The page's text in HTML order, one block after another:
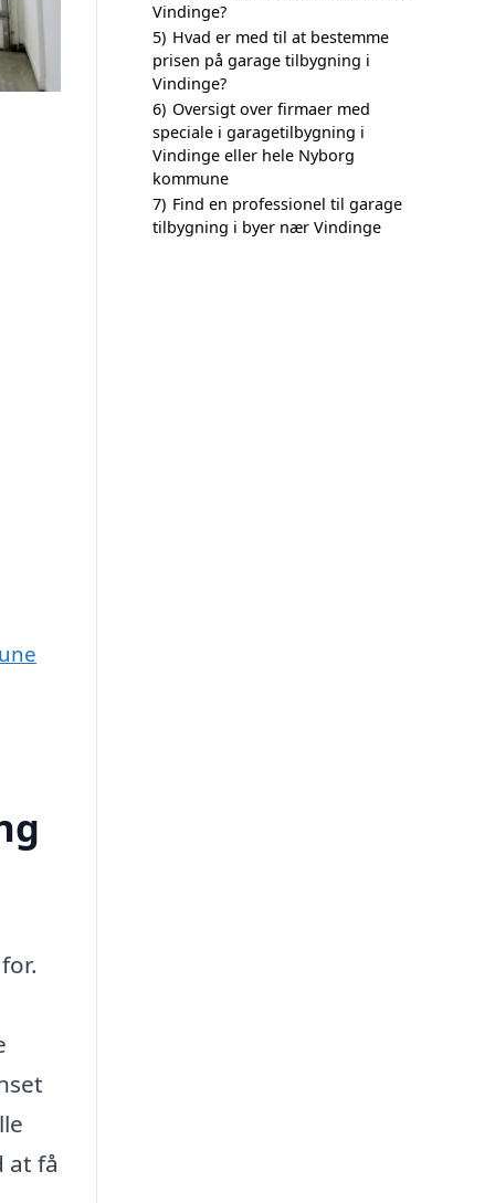
at få
Vindinge?
5) Hvad er med til at bestemme
prisen på garage tilbygning i
Vindinge?
6) Oversigt over firmaer med
speciale i garagetilbygning i
Vindinge eller hele Nyborg
kommune
7) Find en professionel til garage
tilbygning i byer nær Vindinge